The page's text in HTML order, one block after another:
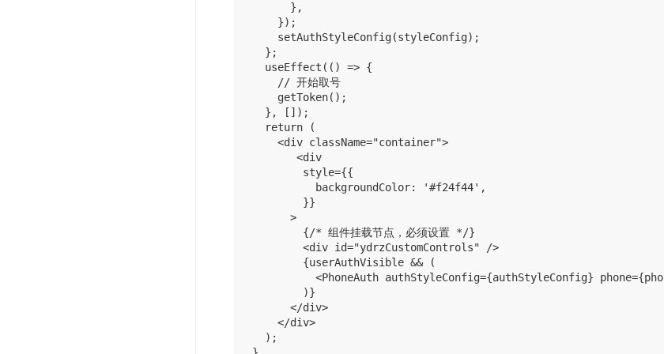
      },
    });
    setAuthStyleConfig(styleConfig);
  };
  useEffect(() => {
    // 开始取号
    getToken();
  }, []);
  return (
    <div className="container">
       <div
        style={{
          backgroundColor: '#f24f44',
        }}
      >
        {/* 组件挂载节点，必须设置 */}
        <div id="ydrzCustomControls" />
        {userAuthVisible && (
<PhoneAuth authStyleConfig={authStyleConfig}
        )}
      </div>
    </div>
  );